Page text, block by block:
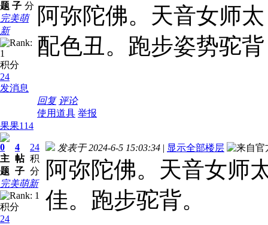
题 子 分
完美萌
新
积分
24
发消息
阿弥陀佛。天音女师
配色丑。跑步姿势驼
回复 评论
使用道具 举报
果果114
0
主
题
4
帖
子
24
积
分
完美萌新
积分
24
发表于 2024-6-5 15:03:34 | 显示全部楼层
阿弥陀佛。天音女师
佳。跑步驼背。